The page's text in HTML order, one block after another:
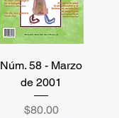
Núm. 58 - Marzo
de 2001
Precio
$80.00